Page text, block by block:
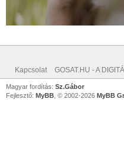
Kapcsolat GOSAT.HU - A
Magyar fordítás: Sz.Gábor
Fejlesztő: MyBB , © 2002-2026 MyBB